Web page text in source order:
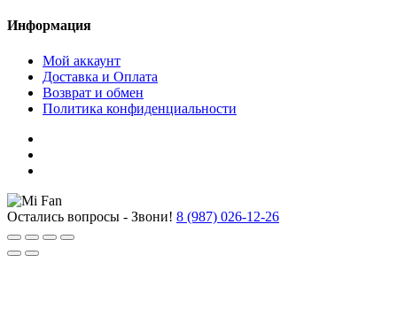
Информация
Мой аккаунт
Доставка и Оплата
Возврат и обмен
Политика конфиденциальности
Остались вопросы - Звони! 8 (987) 026-12-26